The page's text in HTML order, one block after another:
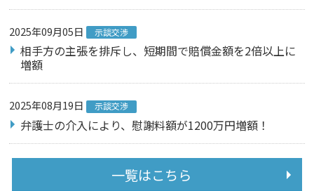
2025年09月05日 示談交渉
相手方の主張を排斥し、短期間で賠償金額を2倍以上に
増額
2025年08月19日 示談交渉
弁護士の介入により、慰謝料額が1200万円増額！
一覧はこちら